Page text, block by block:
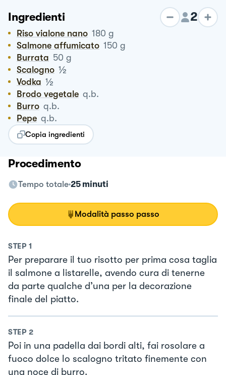
Ingredienti 2
Riso vialone nano 180 g
Salmone affumicato 150 g
Burrata 50 g
Scalogno ½
Vodka ½
Brodo vegetale q.b.
Burro q.b.
Pepe q.b.
Copia ingredienti
Procedimento
Tempo totale 25 minuti
Modalità passo passo
STEP 1
Per preparare il tuo risotto per prima cosa taglia
il salmone a listarelle, avendo cura di tenerne
da parte qualche d’una per la decorazione
finale del piatto.
STEP 2
Poi in una padella dai bordi alti, fai rosolare a
fuoco dolce lo scalogno tritato finemente con
una noce di burro.